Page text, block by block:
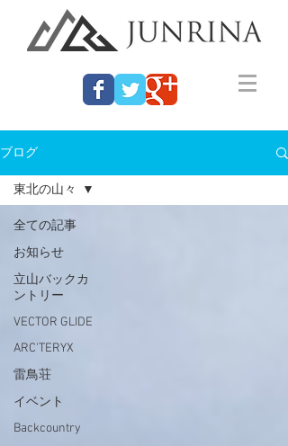
ブログ
全ての記事
お知らせ
立山バックカ
ントリー
VECTOR GLIDE
ARC'TERYX
雷鳥荘
イベント
Backcountry
東北の山々